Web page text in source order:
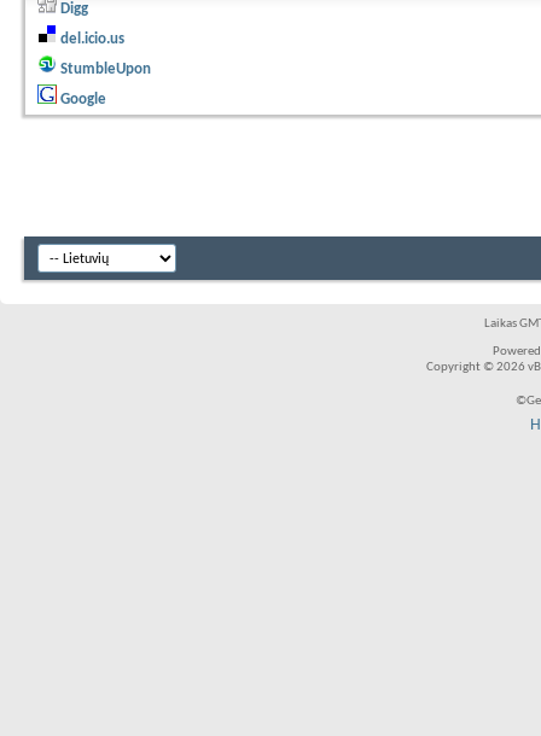
Digg
del.icio.us
StumbleUpon
Google
Laikas
Copyright © 2026